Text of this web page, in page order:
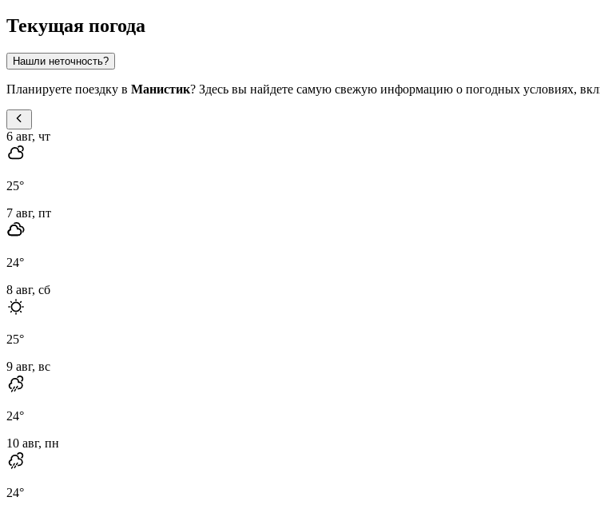
Текущая погода
Нашли неточность?
Планируете поездку в Манистик? Здесь вы найдете самую свежую информацию о погодных условиях,
6 авг, чт
25°
7 авг, пт
24°
8 авг, сб
25°
9 авг, вс
24°
10 авг, пн
24°